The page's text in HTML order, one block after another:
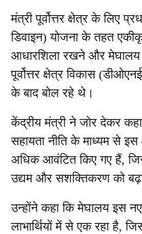
e
मंत्री पूर्वोत्तर क्षेत्र के लिए
डिवाइन) योजना के तहत
आधारशिला रखने और
पूर्वोत्तर क्षेत्र विकास
के बाद बोल रहे थे।
केंद्रीय मंत्री ने जोर देकर
सहायता नीति के माध्यम से
अधिक आवंटित किए गए हैं,
उद्यम और सशक्तिकरण को
उन्होंने कहा कि मेघालय इस
लाभार्थियों में से एक रहा है,